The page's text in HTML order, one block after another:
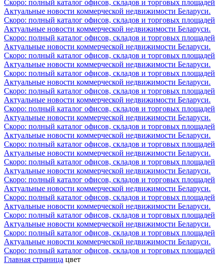
Скоро: полный каталог офисов, складов и торговых площадей
Актуальные новости коммерческой недвижимости Беларуси.
Скоро: полный каталог офисов, складов и торговых площадей
Актуальные новости коммерческой недвижимости Беларуси.
Скоро: полный каталог офисов, складов и торговых площадей
Актуальные новости коммерческой недвижимости Беларуси.
Скоро: полный каталог офисов, складов и торговых площадей
Актуальные новости коммерческой недвижимости Беларуси.
Скоро: полный каталог офисов, складов и торговых площадей
Актуальные новости коммерческой недвижимости Беларуси.
Скоро: полный каталог офисов, складов и торговых площадей
Актуальные новости коммерческой недвижимости Беларуси.
Скоро: полный каталог офисов, складов и торговых площадей
Актуальные новости коммерческой недвижимости Беларуси.
Скоро: полный каталог офисов, складов и торговых площадей
Актуальные новости коммерческой недвижимости Беларуси.
Скоро: полный каталог офисов, складов и торговых площадей
Актуальные новости коммерческой недвижимости Беларуси.
Скоро: полный каталог офисов, складов и торговых площадей
Актуальные новости коммерческой недвижимости Беларуси.
Скоро: полный каталог офисов, складов и торговых площадей
Актуальные новости коммерческой недвижимости Беларуси.
Скоро: полный каталог офисов, складов и торговых площадей
Актуальные новости коммерческой недвижимости Беларуси.
Скоро: полный каталог офисов, складов и торговых площадей
Актуальные новости коммерческой недвижимости Беларуси.
Скоро: полный каталог офисов, складов и торговых площадей
Актуальные новости коммерческой недвижимости Беларуси.
Скоро: полный каталог офисов, складов и торговых площадей
Главная страница цвет